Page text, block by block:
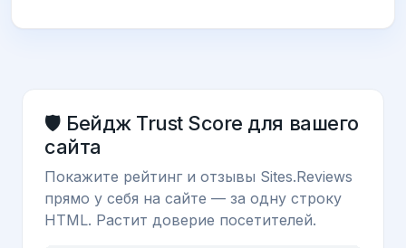
🛡️ Бейдж Trust Score для вашего
сайта
Покажите рейтинг и отзывы Sites.Reviews
прямо у себя на сайте — за одну строку
HTML. Растит доверие посетителей.